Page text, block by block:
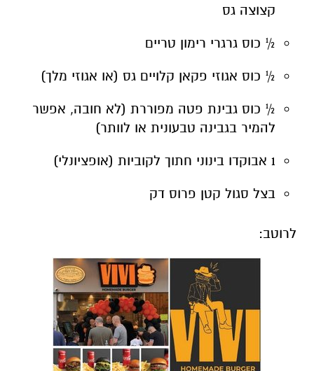
קצוצה גס
½ כוס גרגרי רימון טריים
½ כוס אגוזי פקאן קלויים גס (או אגוזי מלך)
½ כוס גבינת פטה מפוררת (לא חובה, אפשר
להמיר בגבינה טבעונית או לוותר)
1 אבוקדו בינוני חתוך לקוביות (אופציונלי)
בצל סגול קטן פרוס דק
לרוטב: